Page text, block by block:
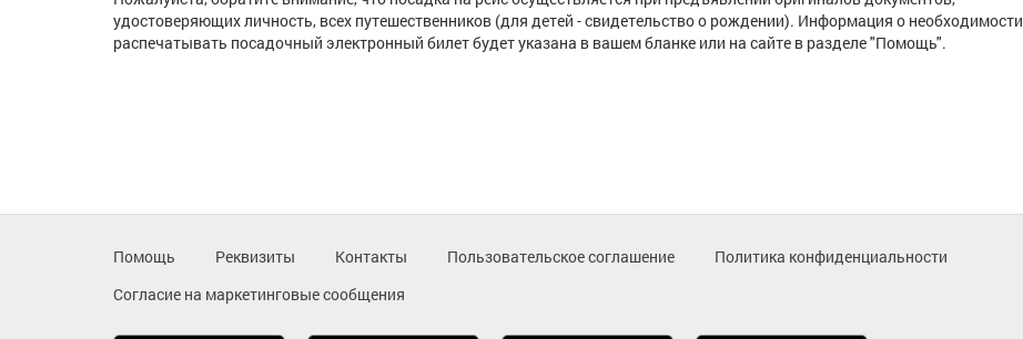
удостоверяющих личность, всех путешественников (для детей - свидетельство о рождении). Информация о необходимости
распечатывать посадочный электронный билет будет указана в вашем бланке или на сайте в разделе "Помощь".
Помощь Реквизиты Контакты Пользовательское соглашение
Политика конфиденциальности
Согласие на маркетинговые сообщения